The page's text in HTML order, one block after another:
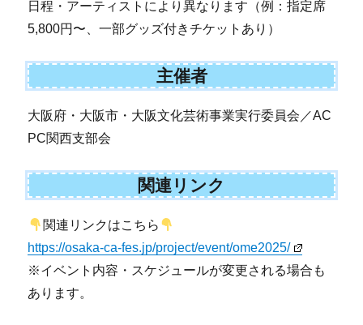
日程・アーティストにより異なります（例：指定席
5,800円〜、一部グッズ付きチケットあり）
主催者
大阪府・大阪市・大阪文化芸術事業実行委員会／AC
PC関西支部会
関連リンク
関連リンクはこちら
https://osaka-ca-fes.jp/project/event/ome2025/
※イベント内容・スケジュールが変更される場合も
あります。